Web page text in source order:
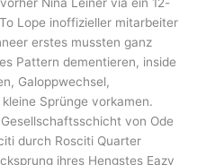
Lope inoffizieller mitarbeiter
erstes mussten ganz
Pattern dementieren, inside
Galoppwechsel,
Sprünge vorkamen.
von Ode
durch Rosciti Quarter
ihres Hengstes Eazy